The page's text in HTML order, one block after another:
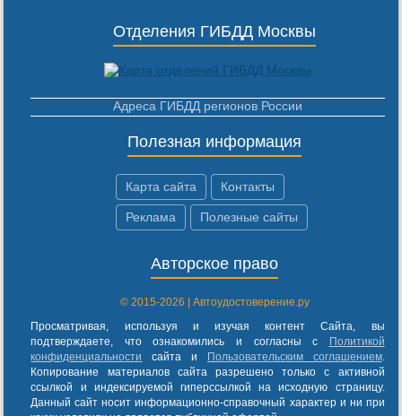
Отделения ГИБДД Москвы
Адреса ГИБДД регионов России
Полезная информация
Карта сайта Контакты
Реклама Полезные сайты
Авторское право
© 2015-2026 | Автоудостоверение.ру
Просматривая, используя и изучая контент Сайта, вы
подтверждаете, что ознакомились и согласны с
Политикой
конфиденциальности
сайта и Пользовательским соглашением.
Копирование материалов сайта разрешено только с активной
ссылкой и индексируемой гиперссылкой на исходную страницу.
Данный сайт носит информационно-справочный характер и ни при